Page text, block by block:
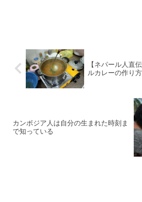
【ネパール人直
ルカレーの作り方
カンボジア人は自分の生まれた時刻ま
で知っている